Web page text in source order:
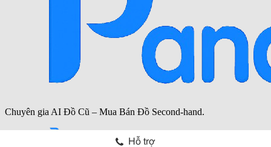
Hỗ trợ